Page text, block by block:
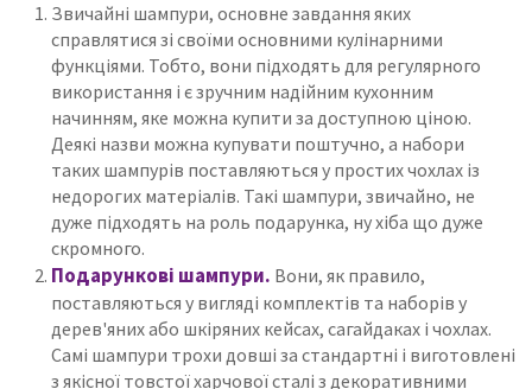
Звичайні шампури, основне завдання яких
справлятися зі своїми основними кулінарними
функціями. Тобто, вони підходять для регулярного
використання і є зручним надійним кухонним
начинням, яке можна купити за доступною ціною.
Деякі назви можна купувати поштучно, а набори
таких шампурів поставляються у простих чохлах із
недорогих матеріалів. Такі шампури, звичайно, не
дуже підходять на роль подарунка, ну хіба що дуже
скромного.
Подарункові шампури. Вони, як правило,
поставляються у вигляді комплектів та наборів у
дерев'яних або шкіряних кейсах, сагайдаках і чохлах.
Самі шампури трохи довші за стандартні і виготовлені
з якісної товстої харчової сталі з декоративними